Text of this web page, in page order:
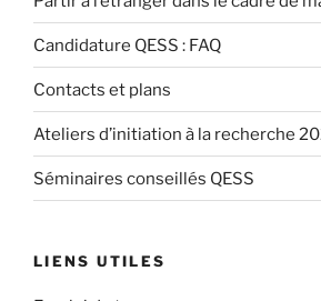
Candidature QESS : FAQ
Contacts et plans
Ateliers d’initiation à la recherche
Séminaires conseillés QESS
LIENS UTILES